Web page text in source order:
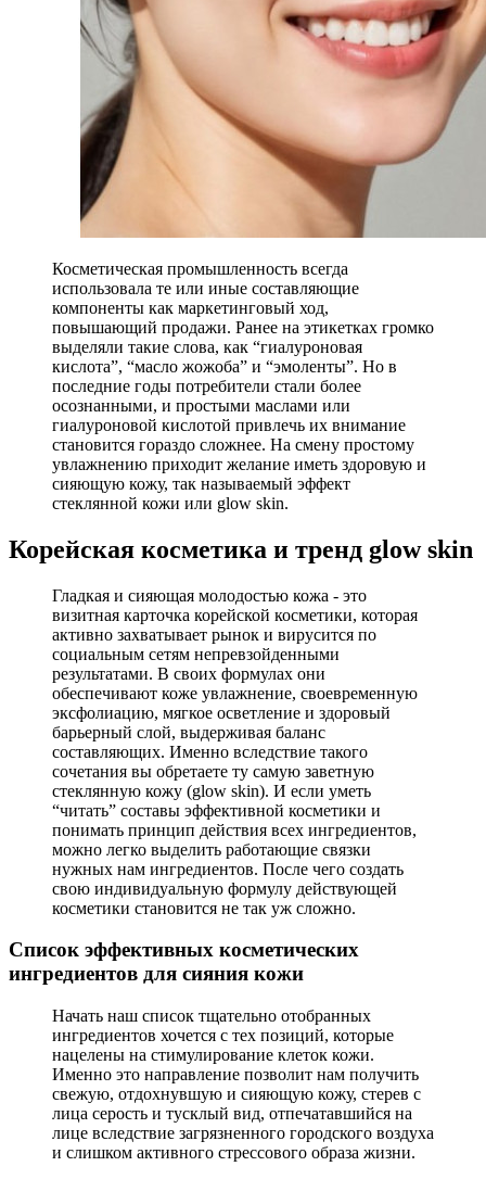
Косметическая промышленность всегда
использовала те или иные составляющие
компоненты как маркетинговый ход,
повышающий продажи. Ранее на этикетках громко
выделяли такие слова, как “гиалуроновая
кислота”, “масло жожоба” и “эмоленты”. Но в
последние годы потребители стали более
осознанными, и простыми маслами или
гиалуроновой кислотой привлечь их внимание
становится гораздо сложнее. На смену простому
увлажнению приходит желание иметь здоровую и
сияющую кожу, так называемый эффект
стеклянной кожи или glow skin.
Корейская косметика и тренд glow skin
Гладкая и сияющая молодостью кожа - это
визитная карточка корейской косметики, которая
активно захватывает рынок и вирусится по
социальным сетям непревзойденными
результатами. В своих формулах они
обеспечивают коже увлажнение, своевременную
эксфолиацию, мягкое осветление и здоровый
барьерный слой, выдерживая баланс
составляющих. Именно вследствие такого
сочетания вы обретаете ту самую заветную
стеклянную кожу (glow skin). И если уметь
“читать” составы эффективной косметики и
понимать принцип действия всех ингредиентов,
можно легко выделить работающие связки
нужных нам ингредиентов. После чего создать
свою индивидуальную формулу действующей
косметики становится не так уж сложно.
Список эффективных косметических
ингредиентов для сияния кожи
Начать наш список тщательно отобранных
ингредиентов хочется с тех позиций, которые
нацелены на стимулирование клеток кожи.
Именно это направление позволит нам получить
свежую, отдохнувшую и сияющую кожу, стерев с
лица серость и тусклый вид, отпечатавшийся на
лице вследствие загрязненного городского воздуха
и слишком активного стрессового образа жизни.